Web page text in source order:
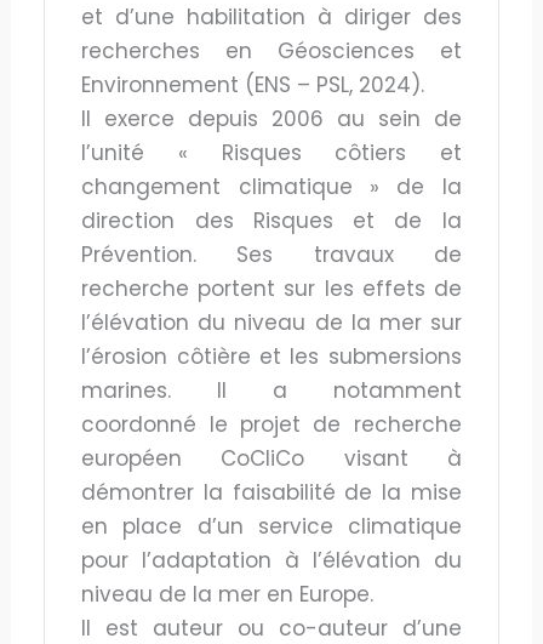
et d’une habilitation à diriger des
recherches en Géosciences et
Environnement (ENS – PSL, 2024).
Il exerce depuis 2006 au sein de
l’unité « Risques côtiers et
changement climatique » de la
direction des Risques et de la
Prévention. Ses travaux de
recherche portent sur les effets de
l’élévation du niveau de la mer sur
l’érosion côtière et les submersions
marines. Il a notamment
coordonné le projet de recherche
européen CoCliCo visant à
démontrer la faisabilité de la mise
en place d’un service climatique
pour l’adaptation à l’élévation du
niveau de la mer en Europe.
Il est auteur ou co-auteur d’une